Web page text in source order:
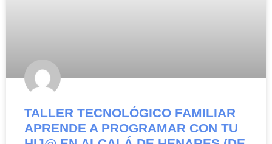
TALLER TECNOLÓGICO FAMILIAR
APRENDE A PROGRAMAR CON TU